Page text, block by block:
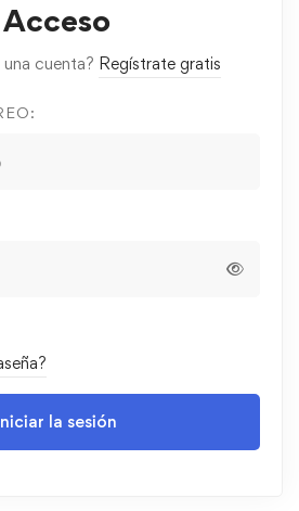
Acceso
cuenta? Regístrate gratis
la sesión